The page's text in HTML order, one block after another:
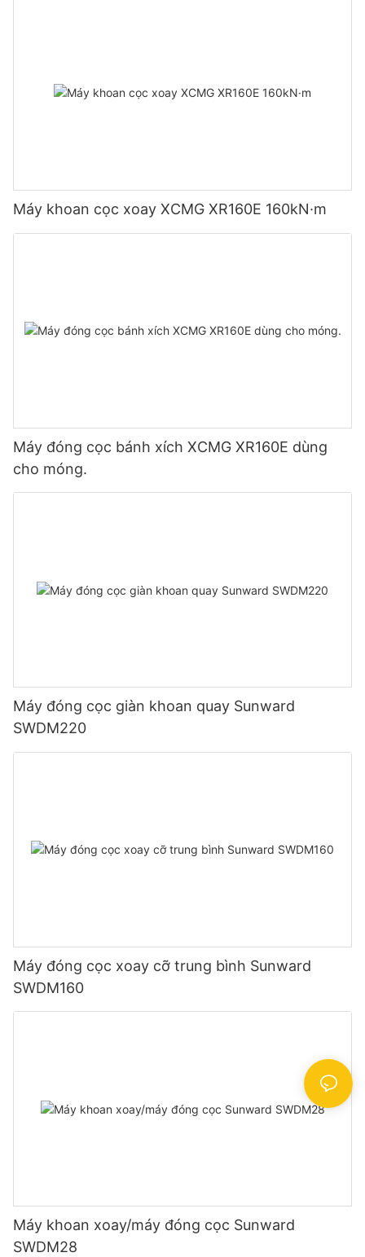
Máy khoan cọc xoay XCMG XR160E 160kN·m
Máy đóng cọc bánh xích XCMG XR160E dùng
cho móng.
Máy đóng cọc giàn khoan quay Sunward
SWDM220
Máy đóng cọc xoay cỡ trung bình Sunward
SWDM160
Máy khoan xoay/máy đóng cọc Sunward
SWDM28